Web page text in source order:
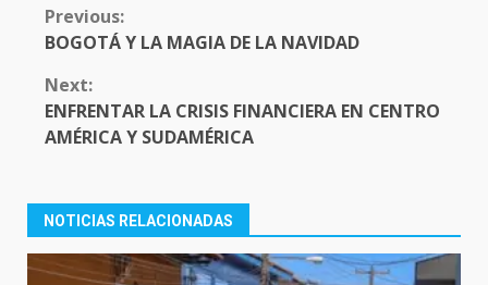
CONTINUE
READING
Previous:
BOGOTÁ Y LA MAGIA DE LA NAVIDAD
Next:
ENFRENTAR LA CRISIS FINANCIERA EN CENTRO
AMÉRICA Y SUDAMÉRICA
NOTICIAS RELACIONADAS